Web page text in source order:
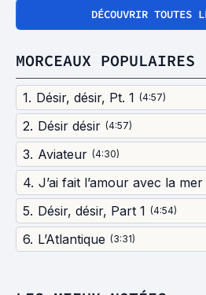
DÉCOUVRIR TOUTES
MORCEAUX POPULAIRES
1. Désir, désir, Pt. 1 (4:57)
2. Désir désir (4:57)
3. Aviateur (4:30)
4. J’ai fait l’amour avec la mer
5. Désir, désir, Part 1 (4:54)
6. L’Atlantique (3:31)